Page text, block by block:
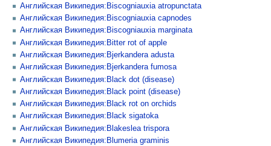
Английская Википедия:Biscogniauxia atropunctata
Английская Википедия:Biscogniauxia capnodes
Английская Википедия:Biscogniauxia marginata
Английская Википедия:Bitter rot of apple
Английская Википедия:Bjerkandera adusta
Английская Википедия:Bjerkandera fumosa
Английская Википедия:Black dot (disease)
Английская Википедия:Black point (disease)
Английская Википедия:Black rot on orchids
Английская Википедия:Black sigatoka
Английская Википедия:Blakeslea trispora
Английская Википедия:Blumeria graminis